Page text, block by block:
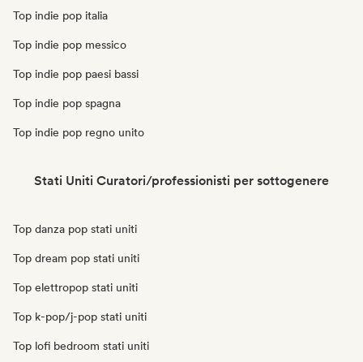
Top indie pop italia
Top indie pop messico
Top indie pop paesi bassi
Top indie pop spagna
Top indie pop regno unito
Stati Uniti Curatori/professionisti per sottogenere
Top danza pop stati uniti
Top dream pop stati uniti
Top elettropop stati uniti
Top k-pop/j-pop stati uniti
Top lofi bedroom stati uniti